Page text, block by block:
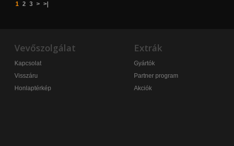
1 2 3 > >|
Vevőszolgálat
Kapcsolat
Visszáru
Honlaptérkép
Extrák
Gyártók
Partner program
Akciók